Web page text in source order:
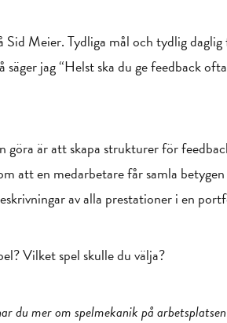
Meier. Tydliga mål och tydlig
jag “Helst ska du ge feedback
är att skapa strukturer för
att en medarbetare får samla
av alla prestationer i en
Vilket spel skulle du välja?
du mer om spelmekanik på